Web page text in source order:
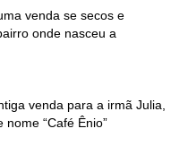
venda se secos e
onde nasceu a
venda para a irmã Julia,
“Café Ênio”